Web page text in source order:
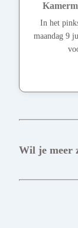
In het
maandag 9
Wil je meer